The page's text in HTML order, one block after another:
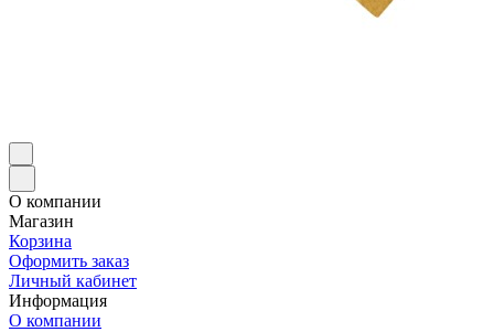
О компании
Магазин
Корзина
Оформить заказ
Личный кабинет
Информация
О компании